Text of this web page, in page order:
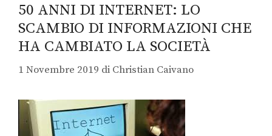
50 ANNI DI INTERNET: LO
SCAMBIO DI INFORMAZIONI CHE
HA CAMBIATO LA SOCIETÀ
1 Novembre 2019 di Christian Caivano